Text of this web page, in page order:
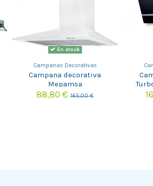
En stock
Campanas Decorativas
Campana decorativa
Mepamsa
PIRAMIDEPLUS60BLANCA
88,80 € 165,00 €